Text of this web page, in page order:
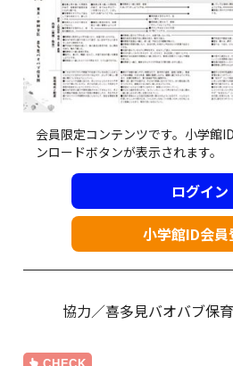
会員限定コンテンツです。小学館
ンロードボタンが表示されます。
ログイン
小学館ID会員
協力／喜多見バオバブ保